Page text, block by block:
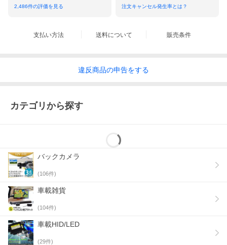
2,486件の評価を見る 注文キャンセル発生率とは？
支払い方法 送料について 販売条件
違反商品の申告をする
カテゴリから探す
バックカメラ
(106件)
車載雑貨
(104件)
車載HID/LED
(29件)